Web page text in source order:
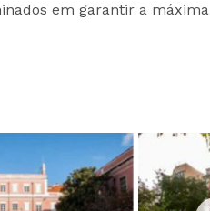
em garantir a máxima